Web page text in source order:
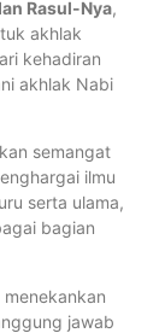
Rasul-Nya,
akhlak
kehadiran
akhlak Nabi
semangat
ilmu
serta ulama,
bagian
menekankan
jawab